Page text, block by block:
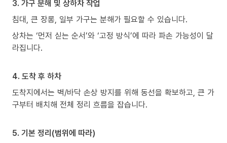
3. 가구 분해 및 상하차 작업
침대, 큰 장롱, 일부 가구는 분해가 필요할 수 있습니다.
상차는 ‘먼저 싣는 순서’와 ‘고정 방식’에 따라 파손 가능성이 달
라집니다.
4. 도착 후 하차
도착지에서는 벽/바닥 손상 방지를 위해 동선을 확보하고, 큰 가
구부터 배치해 전체 정리 흐름을 잡습니다.
5. 기본 정리(범위에 따라)